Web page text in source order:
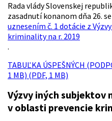
Rada vlády Slovenskej
zasadnutí konanom dňa 26.
uznesením č. 1 dotácie z
kriminality na r. 2019
.
TABUĽKA ÚSPEŠNÝCH
1 MB) (PDF, 1 MB)
Výzvy iných
v oblasti prevencie